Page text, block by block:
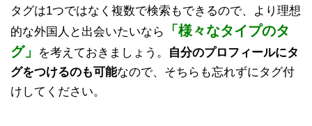
タグは1つではなく複数で検索もできるので、より理想
的な外国人と出会いたいなら
「様々なタイプのタ
グ」
を考えておきましょう。
自分のプロフィールにタ
グをつけるのも可能なので、そちらも忘れずにタグ付
けしてください。